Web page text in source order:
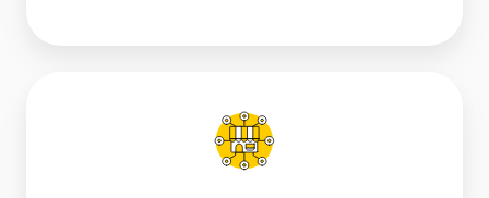
per
speditori